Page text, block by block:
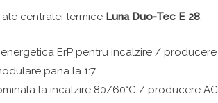
centralei termice Luna Duo-Tec E 28:
ErP pentru incalzire /
pana la 1:7
la incalzire 80/60°C / producere